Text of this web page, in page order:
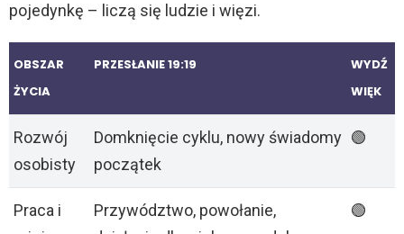
pojedynkę – liczą się ludzie i więzi.
OBSZAR
ŻYCIA
PRZESŁANIE 19:19
WYDŹ
WIĘK
Rozwój
osobisty
Domknięcie cyklu, nowy świadomy
początek
🟢
Praca i
Przywództwo, powołanie,
🟢